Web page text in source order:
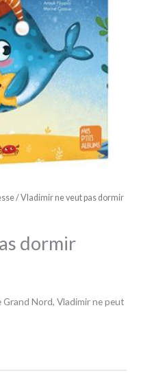
/ Vladimir ne veut pas dormir
dormir
Nord, Vladimir ne peut